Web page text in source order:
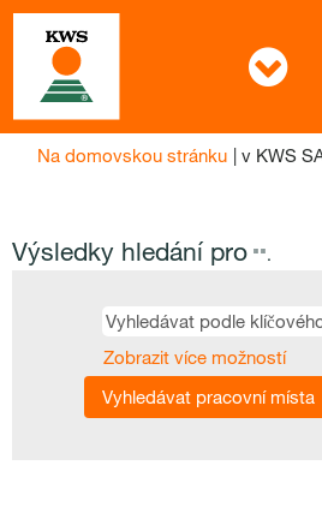
Na domovskou stránku | v KWS
Výsledky hledání pro "".
Zobrazit více možností